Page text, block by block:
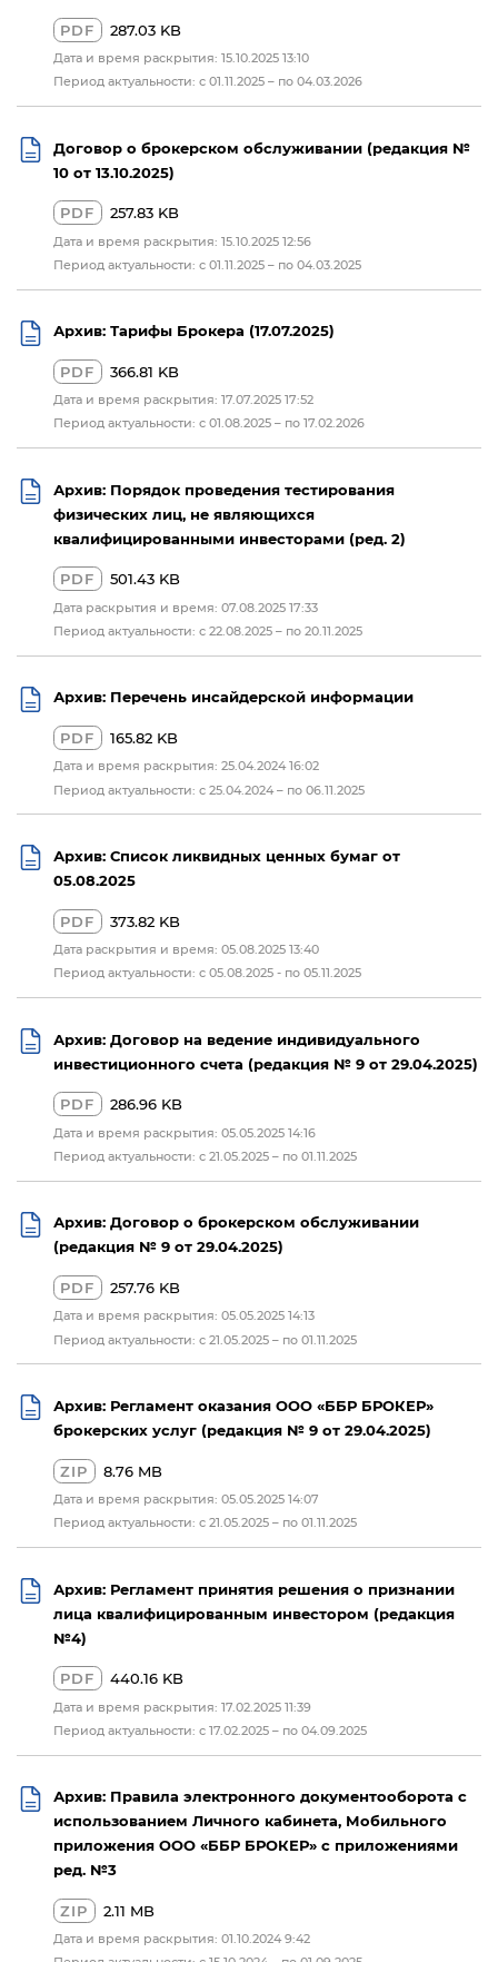
PDF 287.03 KB
Дата и время раскрытия: 15.10.2025 13:10
Период актуальности: с 01.11.2025 – по 04.03.2026
Договор о брокерском обслуживании (редакция №
10 от 13.10.2025)
PDF 257.83 KB
Дата и время раскрытия: 15.10.2025 12:56
Период актуальности: с 01.11.2025 – по 04.03.2025
Архив: Тарифы Брокера (17.07.2025)
PDF 366.81 KB
Дата и время раскрытия: 17.07.2025 17:52
Период актуальности: с 01.08.2025 – по 17.02.2026
Архив: Порядок проведения тестирования
физических лиц, не являющихся
квалифицированными инвесторами (ред. 2)
PDF 501.43 KB
Дата раскрытия и время: 07.08.2025 17:33
Период актуальности: с 22.08.2025 – по 20.11.2025
Архив: Перечень инсайдерской информации
PDF 165.82 KB
Дата и время раскрытия: 25.04.2024 16:02
Период актуальности: с 25.04.2024 – по 06.11.2025
Архив: Список ликвидных ценных бумаг от
05.08.2025
PDF 373.82 KB
Дата раскрытия и время: 05.08.2025 13:40
Период актуальности: c 05.08.2025 - по 05.11.2025
Архив: Договор на ведение индивидуального
инвестиционного счета (редакция № 9 от 29.04.2025)
PDF 286.96 KB
Дата и время раскрытия: 05.05.2025 14:16
Период актуальности: с 21.05.2025 – по 01.11.2025
Архив: Договор о брокерском обслуживании
(редакция № 9 от 29.04.2025)
PDF 257.76 KB
Дата и время раскрытия: 05.05.2025 14:13
Период актуальности: с 21.05.2025 – по 01.11.2025
Архив: Регламент оказания ООО «ББР БРОКЕР»
брокерских услуг (редакция № 9 от 29.04.2025)
ZIP 8.76 MB
Дата и время раскрытия: 05.05.2025 14:07
Период актуальности: с 21.05.2025 – по 01.11.2025
Архив: Регламент принятия решения о признании
лица квалифицированным инвестором (редакция
№4)
PDF 440.16 KB
Дата и время раскрытия: 17.02.2025 11:39
Период актуальности: с 17.02.2025 – по 04.09.2025
Архив: Правила электронного документооборота с
использованием Личного кабинета, Мобильного
приложения ООО «ББР БРОКЕР» с приложениями
ред. №3
ZIP 2.11 MB
Дата и время раскрытия: 01.10.2024 9:42